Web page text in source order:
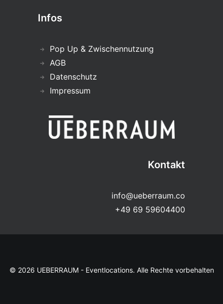
Infos
Pop Up & Zwischennutzung
AGB
Datenschutz
Impressum
Kontakt
info@ueberraum.co
+49 69 59604400
© 2026 UEBERRAUM - Eventlocations. Alle Rechte vorbehalten